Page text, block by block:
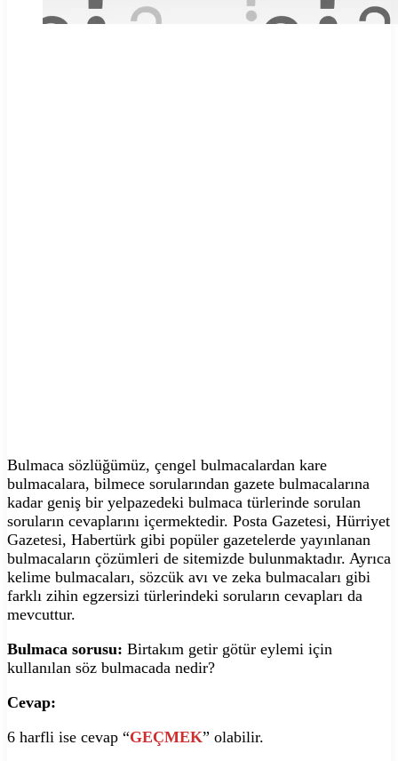
Bulmaca sözlüğümüz, çengel bulmacalardan kare
bulmacalara, bilmece sorularından gazete bulmacalarına
kadar geniş bir yelpazedeki bulmaca türlerinde sorulan
soruların cevaplarını içermektedir. Posta Gazetesi, Hürriyet
Gazetesi, Habertürk gibi popüler gazetelerde yayınlanan
bulmacaların çözümleri de sitemizde bulunmaktadır. Ayrıca
kelime bulmacaları, sözcük avı ve zeka bulmacaları gibi
farklı zihin egzersizi türlerindeki soruların cevapları da
mevcuttur.
Bulmaca sorusu: Birtakım getir götür eylemi için
kullanılan söz bulmacada nedir?
Cevap:
6 harfli ise cevap “GEÇMEK” olabilir.